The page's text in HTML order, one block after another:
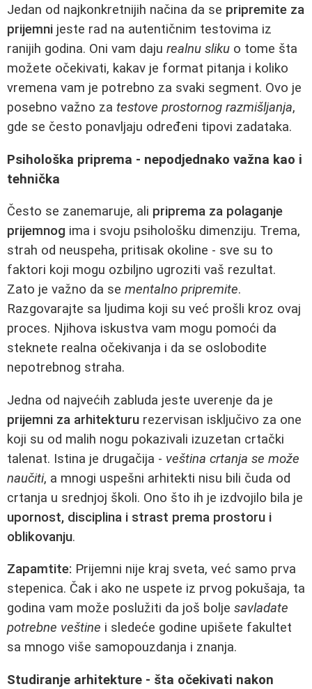
Jedan od najkonkretnijih načina da se pripremite za
prijemni jeste rad na autentičnim testovima iz
ranijih godina. Oni vam daju realnu sliku o tome šta
možete očekivati, kakav je format pitanja i koliko
vremena vam je potrebno za svaki segment. Ovo je
posebno važno za testove prostornog razmišljanja,
gde se često ponavljaju određeni tipovi zadataka.
Psihološka priprema - nepodjednako važna kao i
tehnička
Često se zanemaruje, ali priprema za polaganje
prijemnog ima i svoju psihološku dimenziju. Trema,
strah od neuspeha, pritisak okoline - sve su to
faktori koji mogu ozbiljno ugroziti vaš rezultat.
Zato je važno da se mentalno pripremite.
Razgovarajte sa ljudima koji su već prošli kroz ovaj
proces. Njihova iskustva vam mogu pomoći da
steknete realna očekivanja i da se oslobodite
nepotrebnog straha.
Jedna od najvećih zabluda jeste uverenje da je
prijemni za arhitekturu rezervisan isključivo za one
koji su od malih nogu pokazivali izuzetan crtački
talenat. Istina je drugačija - veština crtanja se može
naučiti, a mnogi uspešni arhitekti nisu bili čuda od
crtanja u srednjoj školi. Ono što ih je izdvojilo bila je
upornost, disciplina i strast prema prostoru i
oblikovanju.
Zapamtite: Prijemni nije kraj sveta, već samo prva
stepenica. Čak i ako ne uspete iz prvog pokušaja, ta
godina vam može poslužiti da još bolje savladate
potrebne veštine i sledeće godine upišete fakultet
sa mnogo više samopouzdanja i znanja.
Studiranje arhitekture - šta očekivati nakon